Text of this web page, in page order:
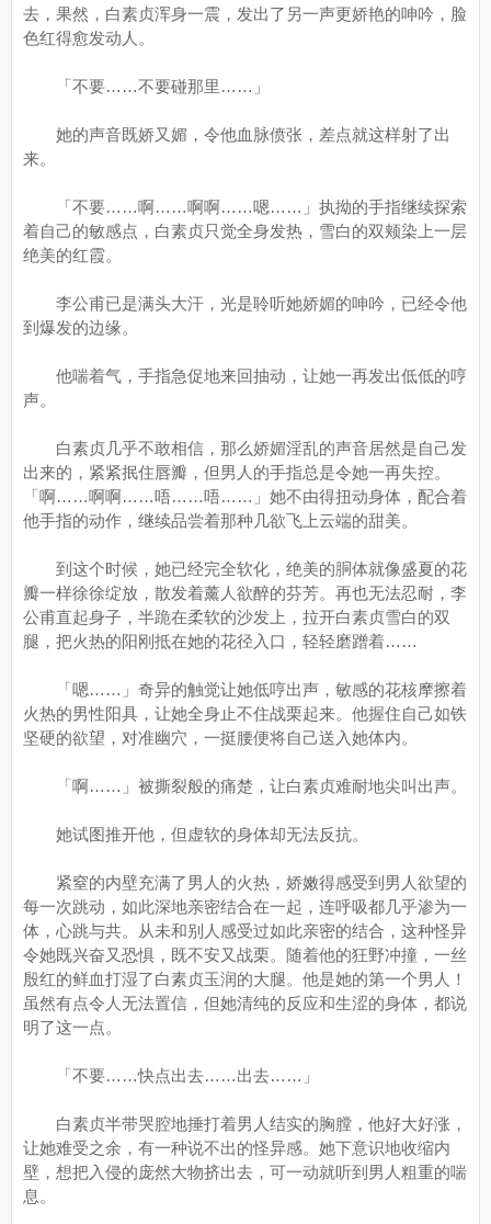
去，果然，白素贞浑身一震，发出了另一声更娇艳的呻吟，脸
色红得愈发动人。
「不要……不要碰那里……」
她的声音既娇又媚，令他血脉偾张，差点就这样射了出
来。
「不要……啊……啊啊……嗯……」执拗的手指继续探索
着自己的敏感点，白素贞只觉全身发热，雪白的双颊染上一层
绝美的红霞。
李公甫已是满头大汗，光是聆听她娇媚的呻吟，已经令他
到爆发的边缘。
他喘着气，手指急促地来回抽动，让她一再发出低低的哼
声。
白素贞几乎不敢相信，那么娇媚淫乱的声音居然是自己发
出来的，紧紧抿住唇瓣，但男人的手指总是令她一再失控。
「啊……啊啊……唔……唔……」她不由得扭动身体，配合着
他手指的动作，继续品尝着那种几欲飞上云端的甜美。
到这个时候，她已经完全软化，绝美的胴体就像盛夏的花
瓣一样徐徐绽放，散发着薰人欲醉的芬芳。再也无法忍耐，李
公甫直起身子，半跪在柔软的沙发上，拉开白素贞雪白的双
腿，把火热的阳刚抵在她的花径入口，轻轻磨蹭着……
「嗯……」奇异的触觉让她低哼出声，敏感的花核摩擦着
火热的男性阳具，让她全身止不住战栗起来。他握住自己如铁
坚硬的欲望，对准幽穴，一挺腰便将自己送入她体内。
「啊……」被撕裂般的痛楚，让白素贞难耐地尖叫出声。
她试图推开他，但虚软的身体却无法反抗。
紧窒的内壁充满了男人的火热，娇嫩得感受到男人欲望的
每一次跳动，如此深地亲密结合在一起，连呼吸都几乎渗为一
体，心跳与共。从未和别人感受过如此亲密的结合，这种怪异
令她既兴奋又恐惧，既不安又战栗。随着他的狂野冲撞，一丝
殷红的鲜血打湿了白素贞玉润的大腿。他是她的第一个男人！
虽然有点令人无法置信，但她清纯的反应和生涩的身体，都说
明了这一点。
「不要……快点出去……出去……」
白素贞半带哭腔地捶打着男人结实的胸膛，他好大好涨，
让她难受之余，有一种说不出的怪异感。她下意识地收缩内
壁，想把入侵的庞然大物挤出去，可一动就听到男人粗重的喘
息。